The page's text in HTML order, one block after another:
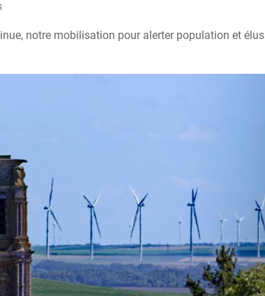
notre mobilisation pour alerter population et élus